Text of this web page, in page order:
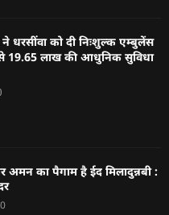
ने धरसींवा को दी निःशुल्क एम्बुलेंस
19.65 लाख की आधुनिक सुविधा
अमन का पैगाम है ईद मिलादुन्नबी :
0